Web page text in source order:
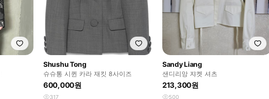
Shushu Tong
슈슈통 시퀸 카라 재킷 8사이즈
600,000원
317
Sandy Liang
샌디리앙 쟈켓 셔츠
213,300원
500